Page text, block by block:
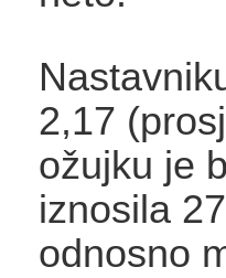
2,17
ožujku je
iznosila
odnosno